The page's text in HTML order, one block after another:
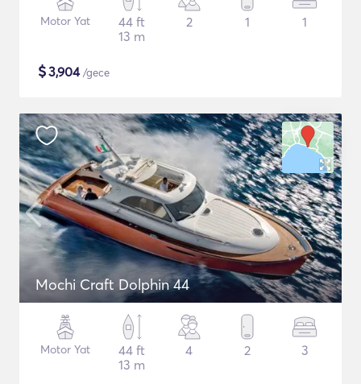
Motor Yat
44 ft
13 m
2 1 1
$3,904/gece
Mochi Craft Dolphin 44
Motor Yat
44 ft
13 m
4 2 3